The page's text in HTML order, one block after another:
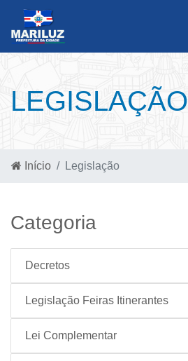
LEGISLAÇÃO
Início Legislação
Categoria
Decretos
Legislação Feiras Itinerantes
Lei Complementar